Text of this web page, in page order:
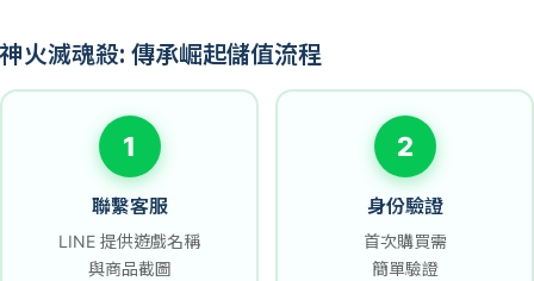
神火滅魂殺: 傳承崛起儲值流程
1
聯繫客服
LINE 提供遊戲名稱
與商品截圖
2
身份驗證
首次購買需
簡單驗證